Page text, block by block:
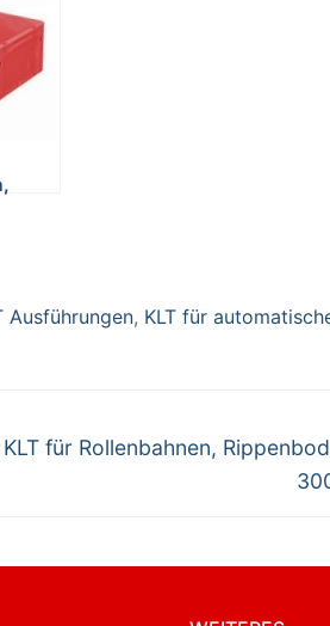
Ausführungen, KLT für
Nächster
KLT für Rollenbahnen,